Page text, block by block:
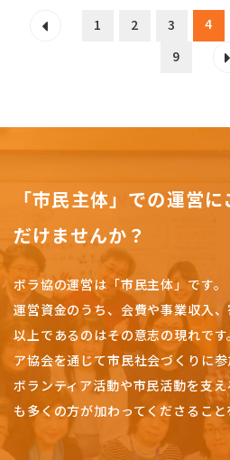
1 2 3 4
9
「市民主体」での運営
だけませんか？
ボラ協の運営は「市民主体」です。
運営資金のうち、会費や事業収入、
以上であるのはその意志の現れです
ア協会を通じて市民社会づくりに
ボランティア活動や市民活動を支
も多くの方が加わってくださるこ